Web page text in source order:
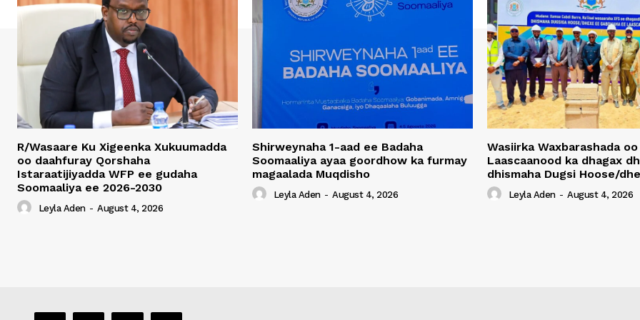
R/Wasaare Ku Xigeenka Xukuumadda
oo daahfuray Qorshaha
Istaraatijiyadda WFP ee gudaha
Soomaaliya ee 2026-2030
Leyla Aden - August 4, 2026
Shirweynaha 1-aad ee Badaha
Soomaaliya ayaa goordhow ka furmay
magaalada Muqdisho
Leyla Aden - August 4, 2026
Wasiirka Waxbarashada
Laascaanood ka dhagax
dhismaha Dugsi Hoose/
Leyla Aden - August 4, 2026